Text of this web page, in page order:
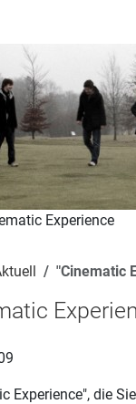
Experience
"Cinematic
Experience", die